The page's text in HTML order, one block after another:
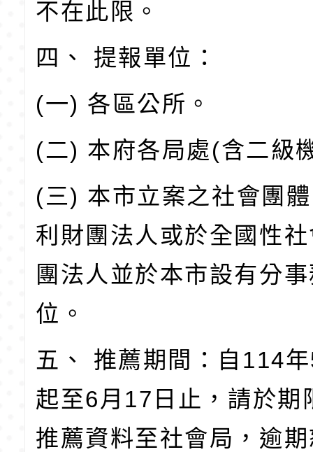
不在此限。
四、 提報單位：
(一) 各區公所。
(二) 本府各局處(含二級
(三) 本市立案之社會團
利財團法人或於全國性
團法人並於本市設有分
位。
五、 推薦期間：自114
起至6月17日止，請於期
推薦資料至社會局，逾